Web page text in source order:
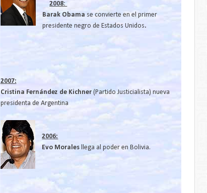
2008:
Barak Obama se convierte en el primer
presidente negro de Estados Unidos.
2007:
Cristina Fernández de Kichner (Partido Justicialista) nueva
presidenta de Argentina
2006:
Evo Morales llega al poder en Bolivia.